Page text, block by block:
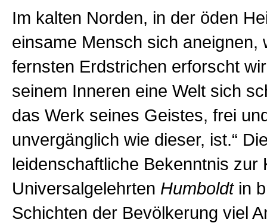
Im kalten Norden, in der öden
einsame Mensch sich aneignen,
fernsten Erdstrichen erforscht
seinem Inneren eine Welt sich
das Werk seines Geistes, frei
unvergänglich wie dieser, ist.“
leidenschaftliche Bekenntnis zur
Universalgelehrten Humboldtin
Schichten der Bevölkerung viel